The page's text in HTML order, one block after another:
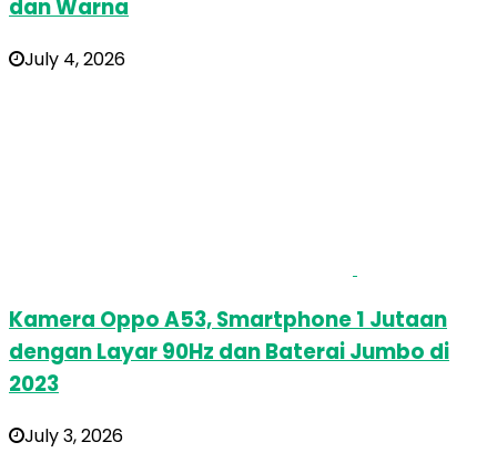
dan Warna
July 4, 2026
Kamera Oppo A53, Smartphone 1 Jutaan
dengan Layar 90Hz dan Baterai Jumbo di
2023
July 3, 2026